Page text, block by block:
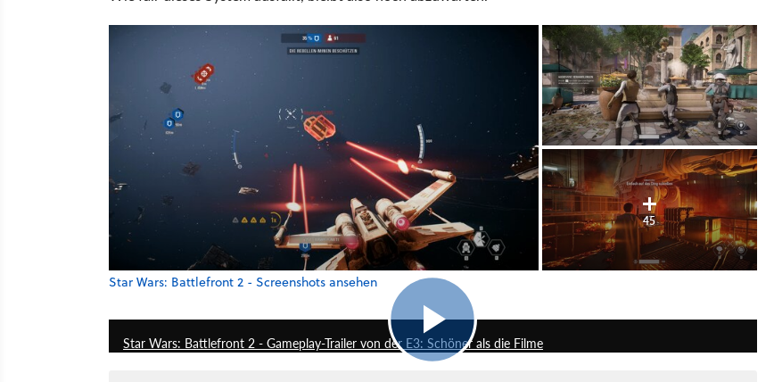
45
Star Wars: Battlefront 2 - Screenshots ansehen
Star Wars: Battlefront 2 - Gameplay-Trailer von der E3: Schöner als die Filme